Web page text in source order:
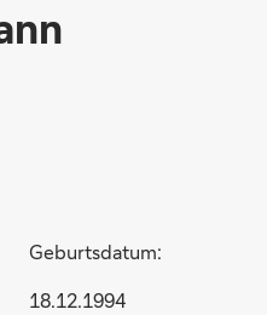
Geburtsdatum:
18.12.1994